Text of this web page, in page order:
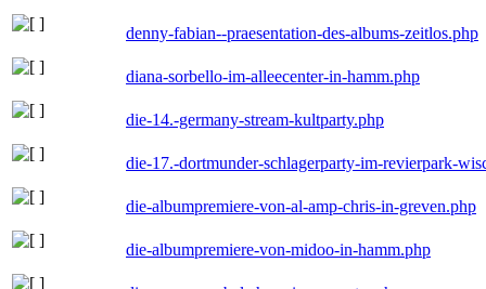
denny-fabian--praesentation-des-albums-zeitlos.php
diana-sorbello-im-alleecenter-in-hamm.php
die-14.-germany-stream-kultparty.php
die-17.-dortmunder-schlagerparty-im-revierpark-
die-albumpremiere-von-al-amp-chris-in-greven.php
die-albumpremiere-von-midoo-in-hamm.php